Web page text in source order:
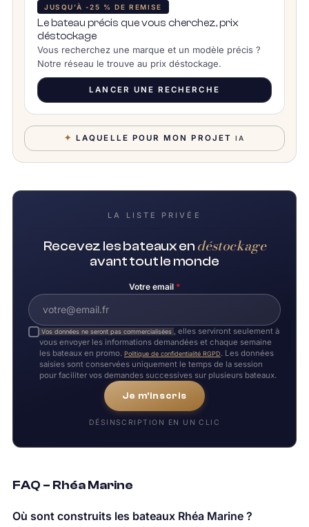
JUSQU’À -25 % DE REMISE
Le bateau précis que vous cherchez, prix
déstockage
Vous recherchez une marque et un modèle précis ?
Notre réseau le trouve au prix déstockage.
LANCER UNE RECHERCHE
✦ LAQUELLE POUR MON PROJET IA
LA LISTE PRIVÉE
Recevez les bateaux en déstockage
avant tout le monde
Votre email *
Vos données ne seront pas commercialisées , elles serviront seulement à
vous envoyer les informations demandées et chaque semaine
les bateaux en promo. Politique de confidentialité RGPD. Les données
saisies sont conservées uniquement le temps de la session
pour faciliter vos demandes successives sur plusieurs bateaux.
Je m'inscris
DÉSINSCRIPTION EN UN CLIC
FAQ – Rhéa Marine
Où sont construits les bateaux Rhéa Marine ?